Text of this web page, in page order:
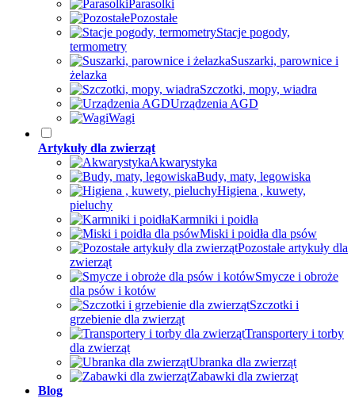
Parasolki
Pozostałe
Stacje pogody,
termometry
Suszarki, parownice i
żelazka
Szczotki, mopy, wiadra
Urządzenia AGD
Wagi
Artykuły dla zwierząt
Akwarystyka
Budy, maty, legowiska
Higiena , kuwety,
pieluchy
Karmniki i poidła
Miski i poidła dla psów
Pozostałe artykuły dla
zwierząt
Smycze i obroże
dla psów i kotów
Szczotki i
grzebienie dla zwierząt
Transportery i torby
dla zwierząt
Ubranka dla zwierząt
Zabawki dla zwierząt
Blog